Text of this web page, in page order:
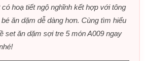
hoạ tiết ngộ nghĩnh kết hợp với tông
ăn dặm dễ dàng hơn. Cùng tìm hiểu
set ăn dặm sợi tre 5 món A009 ngay